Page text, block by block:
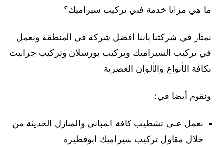
ما هي مزايا خدمة فني تركيب سيراميك؟
نمتاز في شركتنا باننا افضل شركة في المنطقة ونعمل
في تركيب السيراميك وتركيب بورسلان وتركيب جرانيت
بكافة الأنواع والألوان العصرية
ونقوم أيضا في:
نعمل على تشطيب كافة المباني والمنازل الحديثة من
خلال مقاول تركيب سيراميك ابوفطيرة